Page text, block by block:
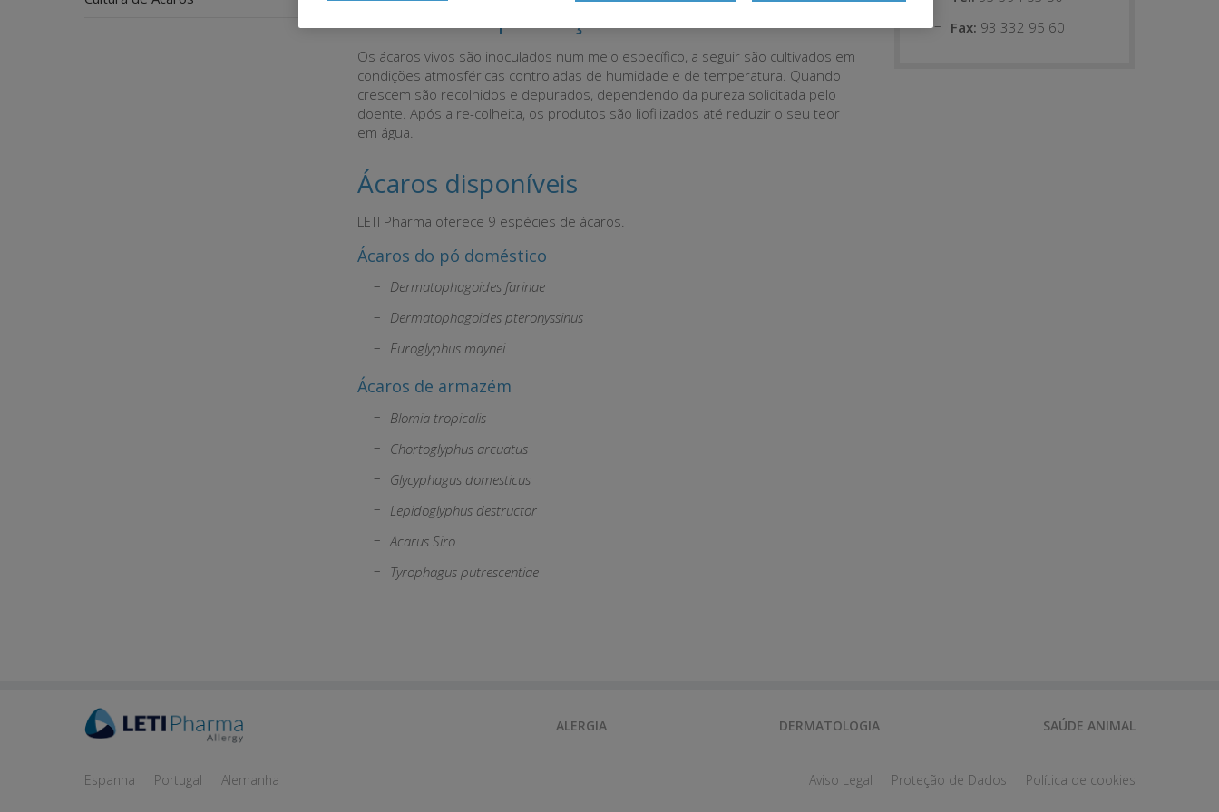
Fax: 93 332 95 60
Os ácaros vivos são inoculados num meio específico, a seguir são cultivados em
condições atmosféricas controladas de humidade e de temperatura. Quando
crescem são recolhidos e depurados, dependendo da pureza solicitada pelo
doente. Após a re-colheita, os produtos são liofilizados até reduzir o seu teor
em água.
Ácaros disponíveis
LETI Pharma oferece 9 espécies de ácaros.
Ácaros do pó doméstico
Dermatophagoides farinae
Dermatophagoides pteronyssinus
Euroglyphus maynei
Ácaros de armazém
Blomia tropicalis
Chortoglyphus arcuatus
Glycyphagus domesticus
Lepidoglyphus destructor
Acarus Siro
Tyrophagus putrescentiae
ALERGIA DERMATOLOGIA SAÚDE ANIMAL
Espanha Portugal Alemanha Aviso Legal Proteção de Dados Política de cookies